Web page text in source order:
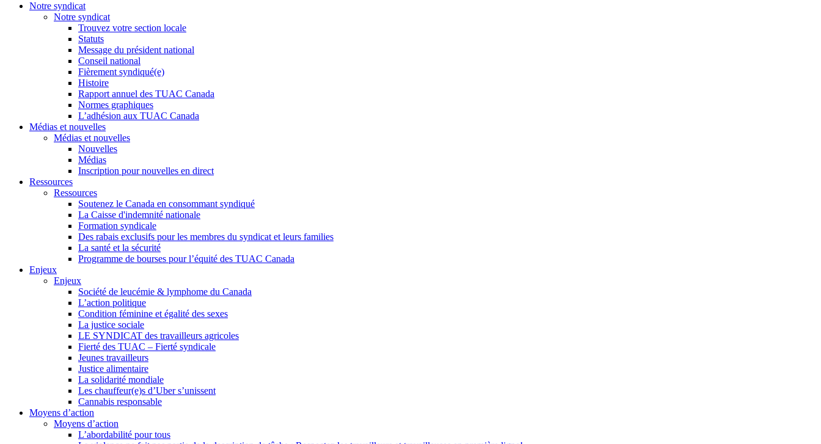
Notre syndicat
Notre syndicat
Trouvez votre section locale
Statuts
Message du président national
Conseil national
Fièrement syndiqué(e)
Histoire
Rapport annuel des TUAC Canada
Normes graphiques
L’adhésion aux TUAC Canada
Médias et nouvelles
Médias et nouvelles
Nouvelles
Médias
Inscription pour nouvelles en direct
Ressources
Ressources
Soutenez le Canada en consommant syndiqué
La Caisse d'indemnité nationale
Formation syndicale
Des rabais exclusifs pour les membres du syndicat et leurs families
La santé et la sécurité
Programme de bourses pour l’équité des TUAC Canada
Enjeux
Enjeux
Société de leucémie & lymphome du Canada
L’action politique
Condition féminine et égalité des sexes
La justice sociale
LE SYNDICAT des travailleurs agricoles
Fierté des TUAC – Fierté syndicale
Jeunes travailleurs
Justice alimentaire
La solidarité mondiale
Les chauffeur(e)s d’Uber s’unissent
Cannabis responsable
Moyens d’action
Moyens d’action
L’abordabilité pour tous